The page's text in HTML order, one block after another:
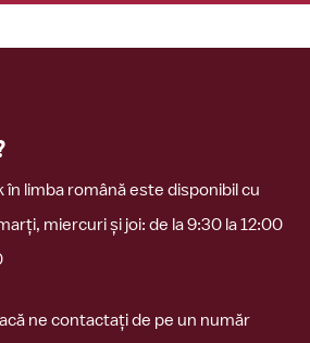
limba română este disponibil cu
miercuri și joi: de la 9:30 la 12:00
ne contactați de pe un număr